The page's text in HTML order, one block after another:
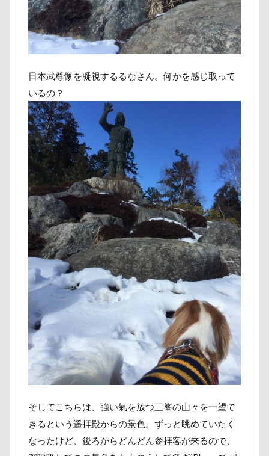
日本武尊像を凝視するるなさん。何かを感じ取って
いるの？
そしてこちらは、強い氣を放つ三峯の山々を一望で
きるという遥拝殿からの景色。ずっと眺めていたく
なったけど、後ろからどんどん参拝客が来るので、
るな1才
るな0才 るな
りょうくん
りっくん
ぐんまフラワーパーク
くるみちゃん
イヌクロ夏祭り
HUGGY BUDDY'S
Kapua
JOYくん
JOKER's TOWN
John’s Background Switcher
INUQLO-Z
INU-CLOSET
HOUDY
KONG
HOLIDAY COFFEE
HIWAHIWA OHANA
Hi Meg
HARIO ハリオ ワンプレおやつキット
HARE
HappyBirthday g​e​l​a​t​o​ ​p​i​q​u​e​
GW
Konaちゃん
LDソファー
gacco
MTシリーズ
PET BOX
PENNY LANE
OASIS
Noaちゃん Nikon
Nicoちゃん
Naluちゃん
M・U SPORTS
My Talking Pet
MOON STAR石鹸
LEVORG
MC-VKS8200
MC-SBU840K. Panasonic
mayhanaさん
Marque Blanc
MANDARINE BROTHERS
M'sふぁくとりー
LUCIAちゃん
LIPPLE LASER
LINEスタンプ
LIMONEちゃん
Grandir
FlashAir
PeTeMo Andycafe
Bonitoくん
BBQ
awa hour APO
annちゃん
Anelaくん
Amigoちゃん
BUBBLEBOO